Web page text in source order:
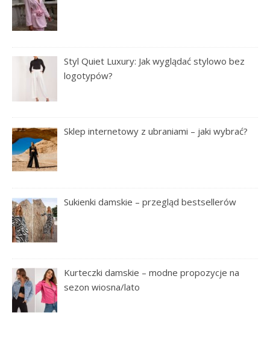
Styl Quiet Luxury: Jak wyglądać stylowo bez
logotypów?
Sklep internetowy z ubraniami – jaki wybrać?
Sukienki damskie – przegląd bestsellerów
Kurteczki damskie – modne propozycje na
sezon wiosna/lato